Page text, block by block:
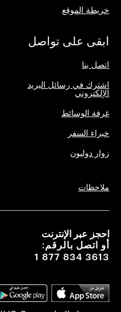
خريطة الموقع
ابقى على تواصل
اتصل بنا
اشترك في رسائل البريد
الإلكتروني
غرفة الوسائط
خبراء السفر
زوار دوليون
ملاحظات
احجز عبر الإنترنت
أو اتصل بالرقم:
1 877 834 3613